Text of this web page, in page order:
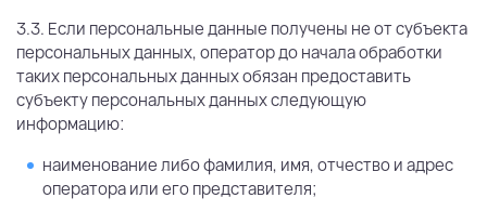
3.3. Если персональные данные получены не от субъекта
персональных данных, оператор до начала обработки
таких персональных данных обязан предоставить
субъекту персональных данных следующую
информацию:
наименование либо фамилия, имя, отчество и адрес
оператора или его представителя;